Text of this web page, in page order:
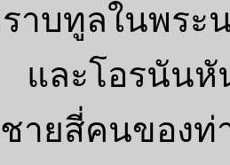
าบทูลในพระ
ะโอรนันหัน
ายสี่คนของ